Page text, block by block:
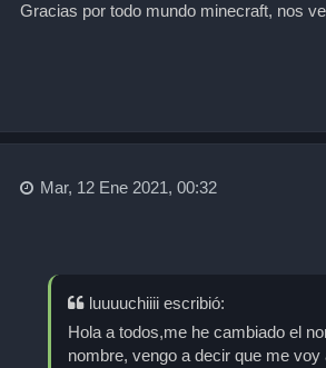
Gracias por todo mundo minecraft, nos
Mar, 12 Ene 2021, 00:32
luuuuchiiii escribió:
Hola a todos,me he cambiado el
nombre, vengo a decir que me